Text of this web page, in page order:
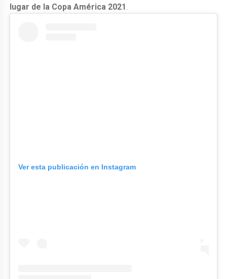
lugar de la Copa América 2021.
Ver esta publicación en Instagram